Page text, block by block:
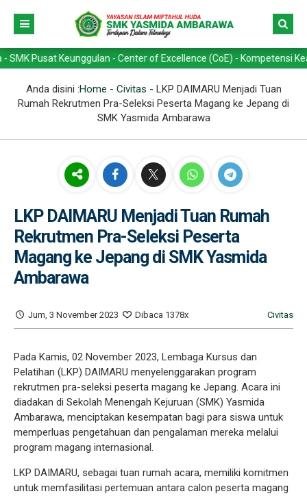
Pusat Keunggulan - Center of Excellence (CoE) - Kompetensi
Anda disini :Home - Civitas - LKP DAIMARU Menjadi Tuan
Rumah Rekrutmen Pra-Seleksi Peserta Magang ke Jepang di
SMK Yasmida Ambarawa
LKP DAIMARU Menjadi Tuan Rumah
Rekrutmen Pra-Seleksi Peserta
Magang ke Jepang di SMK Yasmida
Ambarawa
Jum, 3 November 2023 Dibaca 1378x Civitas
Pada Kamis, 02 November 2023, Lembaga Kursus dan
Pelatihan (LKP) DAIMARU menyelenggarakan program
rekrutmen pra-seleksi peserta magang ke Jepang. Acara ini
diadakan di Sekolah Menengah Kejuruan (SMK) Yasmida
Ambarawa, menciptakan kesempatan bagi para siswa untuk
memperluas pengetahuan dan pengalaman mereka melalui
program magang internasional.
LKP DAIMARU, sebagai tuan rumah acara, memiliki komitmen
untuk memfasilitasi pertemuan antara calon peserta magang